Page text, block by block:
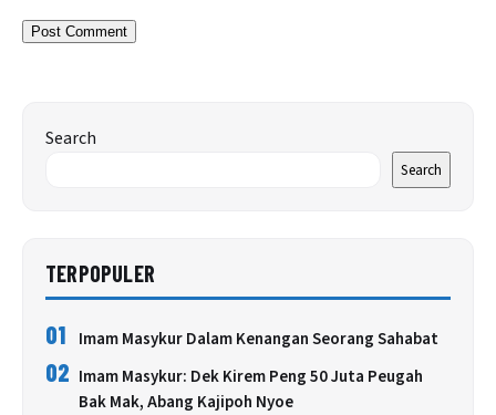
Search
Search
TERPOPULER
01 Imam Masykur Dalam Kenangan Seorang Sahabat
02 Imam Masykur: Dek Kirem Peng 50 Juta Peugah
Bak Mak, Abang Kajipoh Nyoe